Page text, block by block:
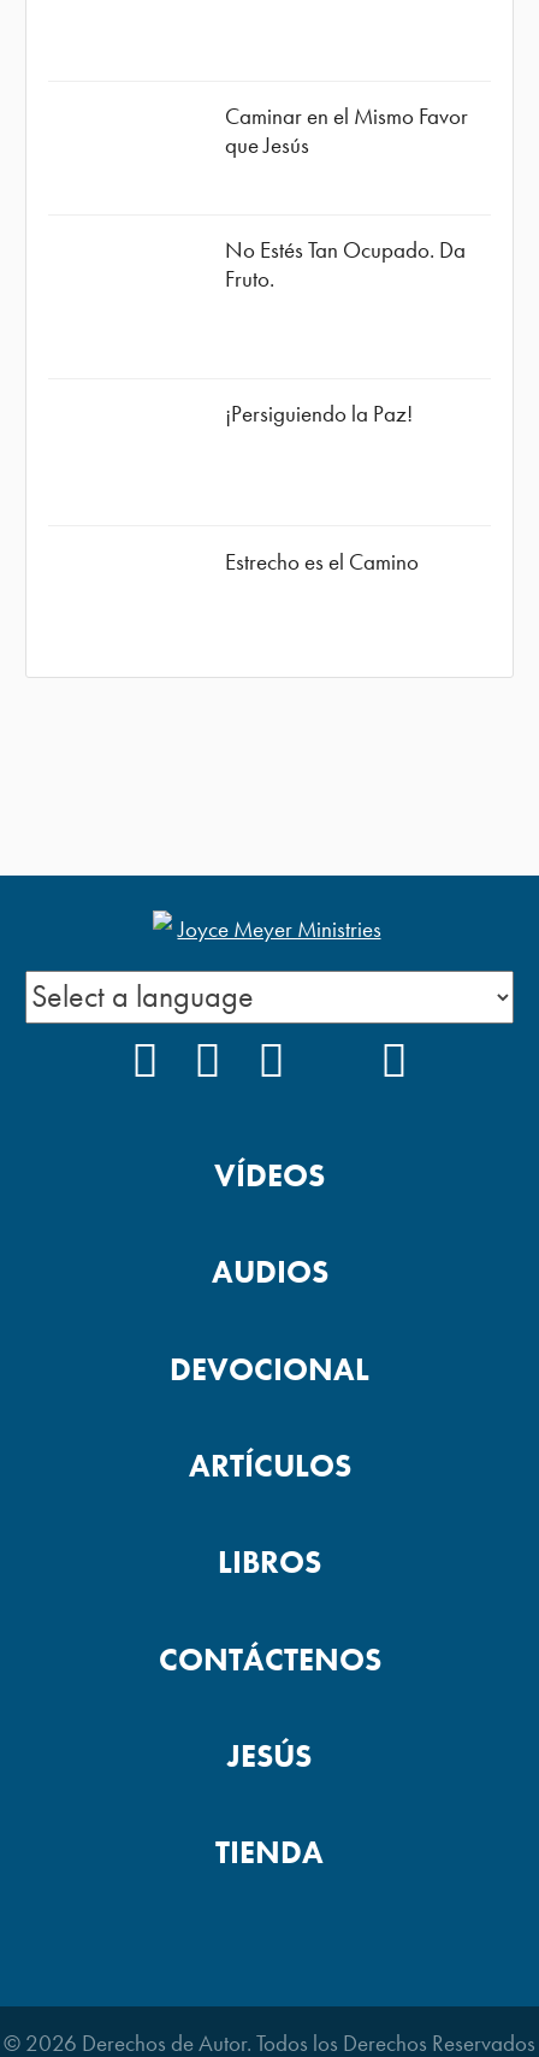
Caminar en el Mismo Favor
que Jesús
No Estés Tan Ocupado. Da
Fruto.
¡Persiguiendo la Paz!
Estrecho es el Camino
VÍDEOS
AUDIOS
DEVOCIONAL
ARTÍCULOS
LIBROS
CONTÁCTENOS
JESÚS
TIENDA
© 2026 Derechos de Autor. Todos los Derechos Reservados